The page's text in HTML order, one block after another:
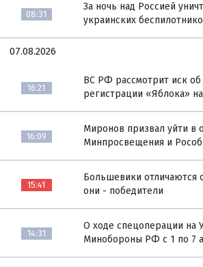
08:31
За ночь над Россией
украинских
07.08.2026
16:21
ВС РФ рассмотрит иск об
регистрации «Яблока»
16:09
Миронов призвал уйти в
Минпросвещения и
15:41
Большевики отличаются
они - победители
14:31
О ходе спецоперации на
Минобороны РФ с 1 по 7